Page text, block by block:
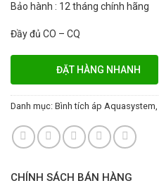
Bảo hành : 12 tháng chính hãng
Đầy đủ CO – CQ
ĐẶT HÀNG NHANH
Danh mục: Bình tích áp Aquasystem
CHÍNH SÁCH BÁN HÀNG